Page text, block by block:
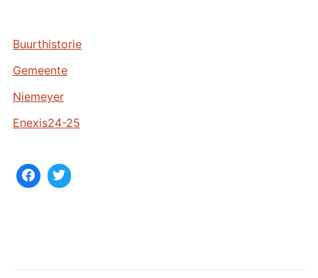
e
e
n
Buurthistorie
Gemeente
Niemeyer
Enexis24-25